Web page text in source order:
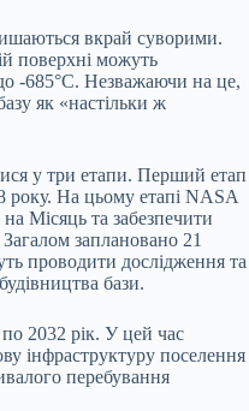
вкрай суворими.
поверхні можуть
-685°C. Незважаючи на це,
як «настільки ж
у три етапи. Перший етап
року. На цьому етапі NASA
Місяць та забезпечити
заплановано 21
проводити дослідження та
бази.
2032 рік. У цей час
інфраструктуру поселення
перебування